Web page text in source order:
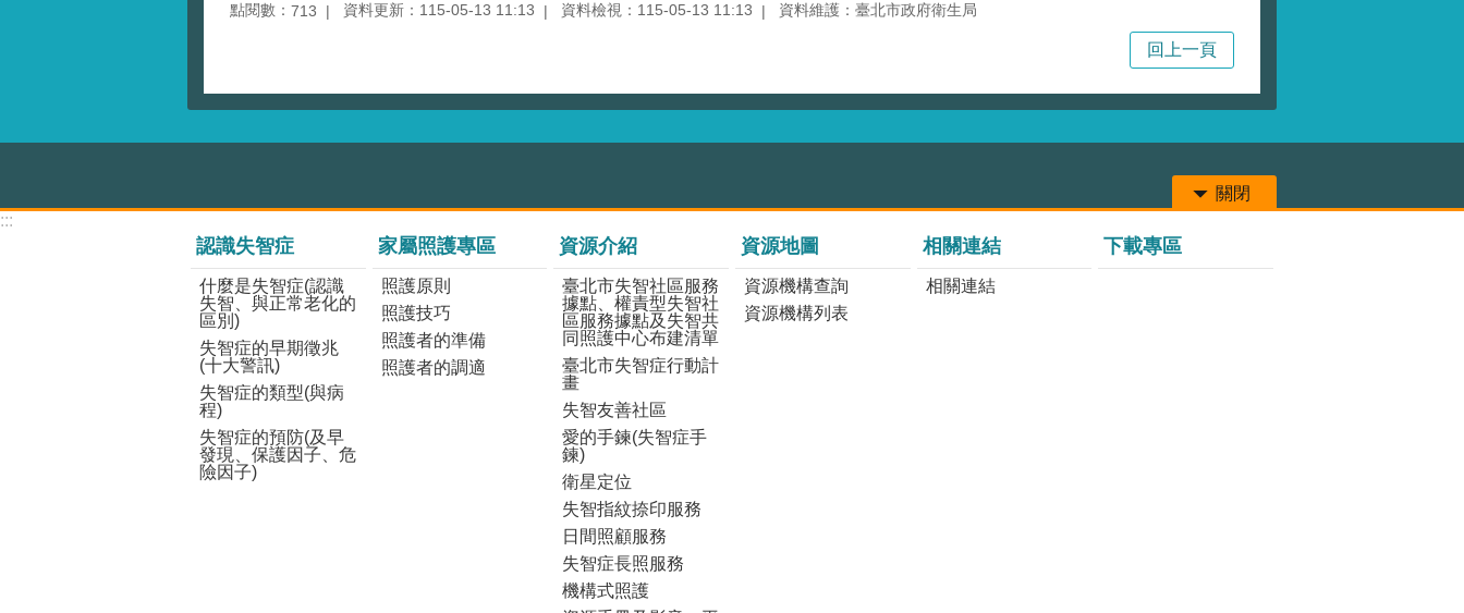
點閱數： 713 資料更新：115-05-13 11:13 資料檢視：115-05-13 11:13 資料維護：臺北市政府衛生局
回上一頁
關閉
:::
認識失智症
什麼是失智症(認識
失智、與正常老化的
區別)
失智症的早期徵兆
(十大警訊)
失智症的類型(與病
程)
失智症的預防(及早
發現、保護因子、危
險因子)
家屬照護專區
照護原則
照護技巧
照護者的準備
照護者的調適
資源介紹
臺北市失智社區服務
據點、權責型失智社
區服務據點及失智共
同照護中心布建清單
臺北市失智症行動計
畫
失智友善社區
愛的手鍊(失智症手
鍊)
衛星定位
失智指紋捺印服務
日間照顧服務
失智症長照服務
機構式照護
資源地圖
資源機構查詢
資源機構列表
相關連結
相關連結
下載專區